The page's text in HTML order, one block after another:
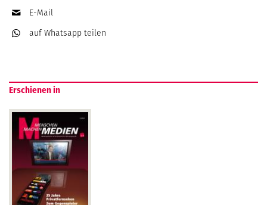
E-Mail
auf Whatsapp teilen
Erschienen in